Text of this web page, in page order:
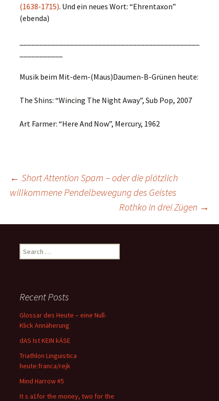
(1638-1715). Und ein neues Wort: “Ehrentaxon”
(ebenda)
Musik beim Mit-dem-(Maus)Daumen-B-Grünen heute:
The Shins: “Wincing The Night Away”, Sub Pop, 2007
Art Farmer: “Here And Now”, Mercury, 1962
Post
← Short Attention Spam – oder die plötzlich
willkommene Pendelbewegung des Geistes
Rothko in drei Zügen →
Search
for:
Recent Posts
Glossar des Heute – eine Null-
Klick Annäherung
dAS Ist KEIN kÄSE
Triathlon Linguistica
heute:franca/rejk
Mind Harrow #5
It s a1for the money, two for the